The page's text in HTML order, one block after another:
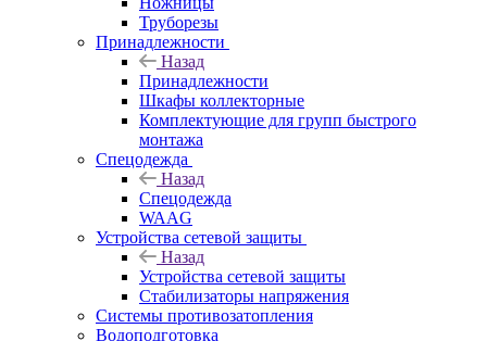
Труборезы
Принадлежности
Назад
Принадлежности
Шкафы коллекторные
Комплектующие для групп быстрого
монтажа
Спецодежда
Назад
Спецодежда
WAAG
Устройства сетевой защиты
Назад
Устройства сетевой защиты
Стабилизаторы напряжения
Системы противозатопления
Водоподготовка